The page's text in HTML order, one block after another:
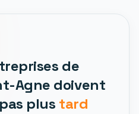
de
Agne doivent
plus tard